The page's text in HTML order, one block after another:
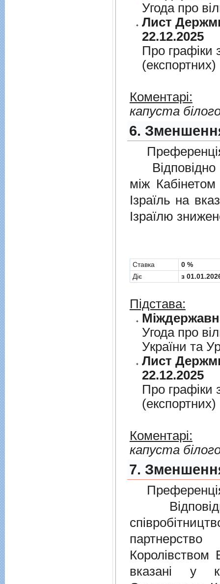
Угода про
Лист
22.12.2025
Про графiки
Коментарі:
капуста
6.
Відповідно
мiж Кабінетом
Ізраїль на
Ізраїлю
Cтавка
0 %
Діє
з
Підстава:
Угода про
України та
Лист
22.12.2025
Про графiки
Коментарі:
капуста
7.
Королівством
вказані у